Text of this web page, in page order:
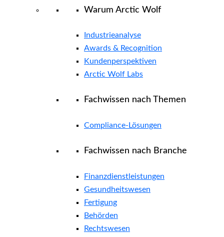
Warum Arctic Wolf
Industrieanalyse
Awards & Recognition
Kundenperspektiven
Arctic Wolf Labs
Fachwissen nach Themen
Compliance-Lösungen
Fachwissen nach Branche
Finanzdienstleistungen
Gesundheitswesen
Fertigung
Behörden
Rechtswesen